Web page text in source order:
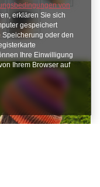
von
erklären Sie sich
gespeichert
oder den
Ihre Einwilligung
Ihrem Browser auf